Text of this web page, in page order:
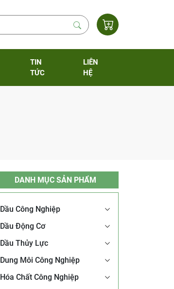
TIN
TỨC
LIÊN
HỆ
DANH MỤC SẢN PHẨM
Dầu Công Nghiệp
Dầu Động Cơ
Dầu Thủy Lực
Dung Môi Công Nghiệp
Hóa Chất Công Nghiệp